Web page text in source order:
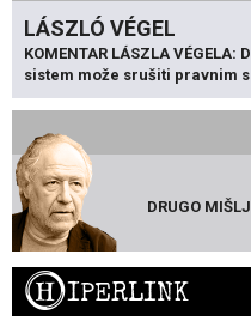
LÁSZLÓ VÉGEL
KOMENTAR LÁSZLA
sistem može srušiti pravnim
DRUGO
HIPERLINK